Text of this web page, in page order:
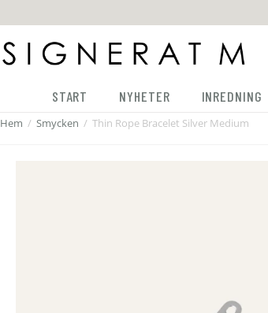
START NYHETER INREDNING
Hem / Smycken / Thin Rope Bracelet Silver Medium